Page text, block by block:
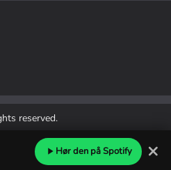
reserved.
Hør den på Spotify ×